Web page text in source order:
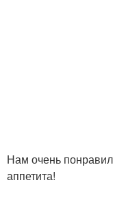
Нам очень
аппетита!